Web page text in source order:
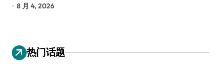
8 月 4, 2026
热门话题